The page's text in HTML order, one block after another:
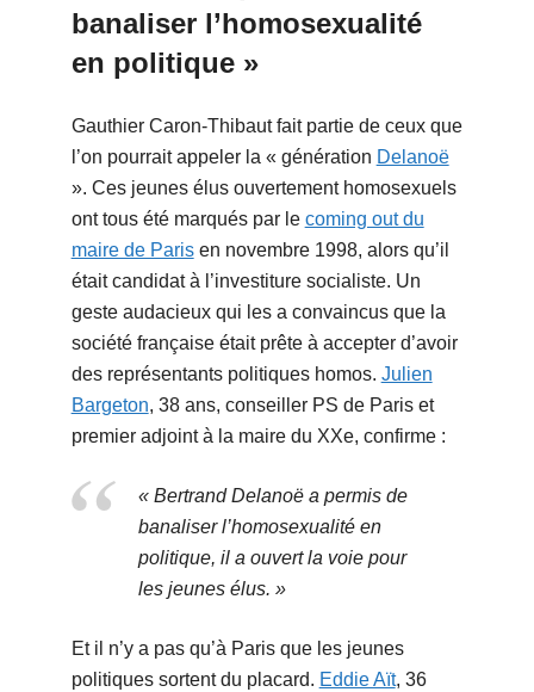
banaliser l’homosexualité
en politique »
Gauthier Caron-Thibaut fait partie de ceux que
l’on pourrait appeler la « génération Delanoë
». Ces jeunes élus ouvertement homosexuels
ont tous été marqués par le coming out du
maire de Parisen novembre 1998, alors qu’il
était candidat à l’investiture socialiste. Un
geste audacieux qui les a convaincus que la
société française était prête à accepter d’avoir
des représentants politiques homos. Julien
Bargeton, 38 ans, conseiller PS de Paris et
premier adjoint à la maire du XXe, confirme :
« Bertrand Delanoë a permis de
banaliser l’homosexualité en
politique, il a ouvert la voie pour
les jeunes élus. »
Et il n’y a pas qu’à Paris que les jeunes
politiques sortent du placard. Eddie Aït, 36